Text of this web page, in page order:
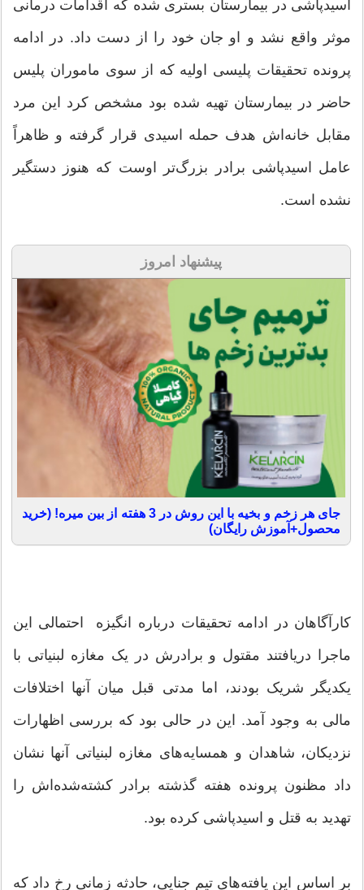
اسیدپاشی در بیمارستان بستری شده که اقدامات درمانی
موثر واقع نشد و او جان خود را از دست داد. در ادامه
پرونده تحقیقات پلیسی اولیه که از سوی ماموران پلیس
حاضر در بیمارستان تهیه شده بود مشخص کرد این مرد
مقابل خانه‌اش هدف حمله اسیدی قرار گرفته و ظاهراً
عامل اسیدپاشی برادر بزرگ‌تر اوست که هنوز دستگیر
نشده است.
پیشنهاد امروز
جای هر زخم و بخیه با این روش در 3 هفته از بین میره! (خرید
محصول+آموزش رایگان)
کارآگاهان در ادامه تحقیقات درباره انگیزه احتمالی این
ماجرا دریافتند مقتول و برادرش در یک مغازه لبنیاتی با
یکدیگر شریک بودند، اما مدتی قبل میان آنها اختلافات
مالی به وجود آمد. این در حالی بود که بررسی اظهارات
نزدیکان، شاهدان و همسایه‌های مغازه لبنیاتی آنها نشان
داد مظنون پرونده هفته گذشته برادر کشته‌شده‌اش را
تهدید به قتل و اسیدپاشی کرده بود.
بر اساس این یافته‌های تیم جنایی، حادثه زمانی رخ داد که